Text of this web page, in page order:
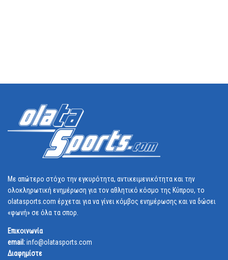
Με απώτερο στόχο την εγκυρότητα, αντικειμενικότητα και την
ολοκληρωτική ενημέρωση για τον αθλητικό κόσμο της Κύπρου, το
olatasports.com έρχεται για να γίνει κόμβος ενημέρωσης και να δώσει
«φωνή» σε όλα τα σπορ.
Επικοινωνία
email:info@olatasports.com
Διαφημίστε